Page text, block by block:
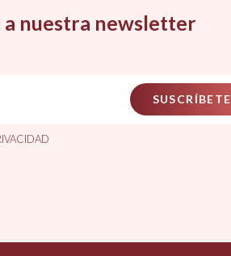
a nuestra newsletter
SUSCRÍBETE